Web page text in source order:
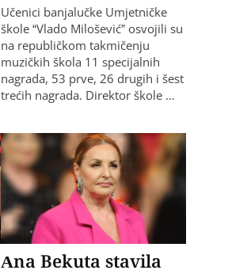
Učenici banjalučke Umjetničke
škole “Vlado Milošević” osvojili su
na republičkom takmičenju
muzičkih škola 11 specijalnih
nagrada, 53 prve, 26 drugih i šest
trećih nagrada. Direktor škole …
Ana Bekuta stavila